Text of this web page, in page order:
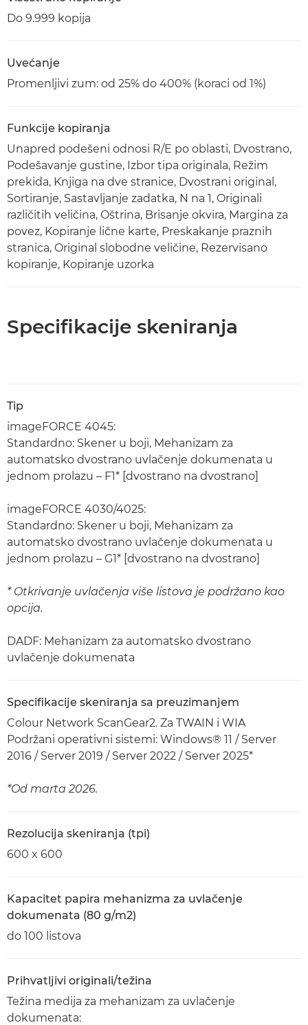
Do 9.999 kopija
Uvećanje
Promenljivi zum: od 25% do 400% (koraci od 1%)
Funkcije kopiranja
Unapred podešeni odnosi R/E po oblasti, Dvostrano,
Podešavanje gustine, Izbor tipa originala, Režim
prekida, Knjiga na dve stranice, Dvostrani original,
Sortiranje, Sastavljanje zadatka, N na 1, Originali
različitih veličina, Oštrina, Brisanje okvira, Margina za
povez, Kopiranje lične karte, Preskakanje praznih
stranica, Original slobodne veličine, Rezervisano
kopiranje, Kopiranje uzorka
Specifikacije skeniranja
Tip
imageFORCE 4045:
Standardno: Skener u boji, Mehanizam za
automatsko dvostrano uvlačenje dokumenata u
jednom prolazu – F1* [dvostrano na dvostrano]
imageFORCE 4030/4025:
Standardno: Skener u boji, Mehanizam za
automatsko dvostrano uvlačenje dokumenata u
jednom prolazu – G1* [dvostrano na dvostrano]
* Otkrivanje uvlačenja više listova je podržano kao
opcija.
DADF: Mehanizam za automatsko dvostrano
uvlačenje dokumenata
Specifikacije skeniranja sa preuzimanjem
Colour Network ScanGear2. Za TWAIN i WIA
Podržani operativni sistemi: Windows® 11 / Server
2016 / Server 2019 / Server 2022 / Server 2025*
*Od marta 2026.
Rezolucija skeniranja (tpi)
600 x 600
Kapacitet papira mehanizma za uvlačenje
dokumenata (80 g/m2)
do 100 listova
Prihvatljivi originali/težina
Težina medija za mehanizam za uvlačenje
dokumenata: